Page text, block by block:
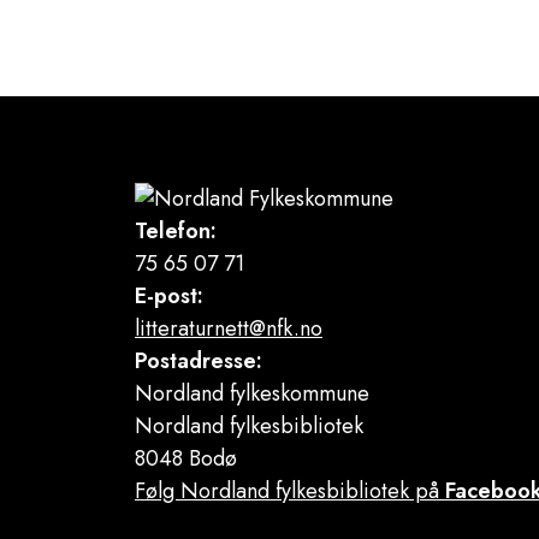
Telefon:
75 65 07 71
E-post:
litteraturnett@nfk.no
Postadresse:
Nordland fylkeskommune
Nordland fylkesbibliotek
8048 Bodø
Følg Nordland fylkesbibliotek på